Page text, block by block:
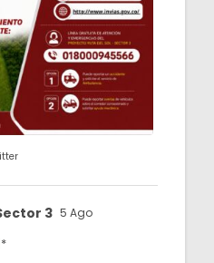
3 5 Ago
*